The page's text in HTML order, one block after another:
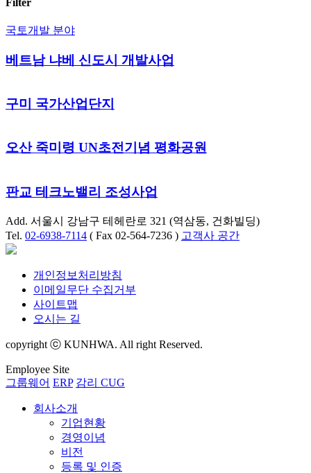
Filter
국토개발 분야
베트남 냐베 신도시 개발사업
구미 국가산업단지
오산 죽미령 UN초전기념 평화공원
판교 테크노밸리 조성사업
Add. 서울시 강남구 테헤란로 321 (역삼동, 건화빌딩)
Tel. 02-6938-7114 ( Fax 02-564-7236 ) 고객사 공간
개인정보처리방침
이메일무단 수집거부
사이트맵
오시는 길
copyright ⓒ KUNHWA. All right Reserved.
Employee Site
그룹웨어 ERP 감리 CUG
회사소개
기업현황
경영이념
비전
등록 및 인증